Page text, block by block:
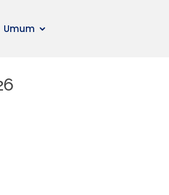
Umum